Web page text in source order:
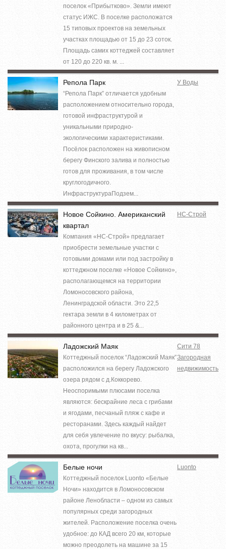
поселок «Прибытково». Земли имеют
статус ИЖС. В поселке расположатся
15 типовых проектов на земельных
участках площадью от 15 до 23 соток.
Площадь самих коттеджей составляет
от 120 до 220 кв. м. ...
Репола Парк
“Репола Парк” отличается удобным
расположением относительно города,
готовой инфраструктурой и
уникальными природно-
экологическими характеристиками.
Посёлок расположен на живописном
берегу Финского залива и полностью
готов для проживания, в том числе
круглогодичного.
ИнфраструктураПодзем...
У Воды
Новое Сойкино. Американский
квартал
Компания «НС-Строй» предлагает
приобрести земельные участки с
готовыми домами или под застройку в
коттеджном поселке «Новое Сойкино»,
располагающемся на территории
Ломоносовского района,
Ленинградской области. Это 22,5
гектара земли в 4 километрах от
районного центра и в 25 &...
НС-Строй
Ладожский Маяк
Коттеджный поселок “Ладожский Маяк”
расположился на берегу Ладожского
озера рядом с д.Коккорево.
Неоспоримыми плюсами поселка
являются: бескрайние леса с грибами
и ягодами, песчаный пляж с кафе и
ресторанами. Здесь каждый найдет
для себя увлечение по вкусу: рыбалка,
охота, прогулки на кв...
Сити 78
Загородная
недвижимость
Белые ночи
Коттеджный поселок Luonto «Белые
Ночи» находится в Ломоносовском
районе Ленобласти – одном из самых
популярных среди загородных
жителей. Расположение поселка очень
удобное: до КАД всего 20 км, которые
можно преодолеть на машине за 15
Luonto